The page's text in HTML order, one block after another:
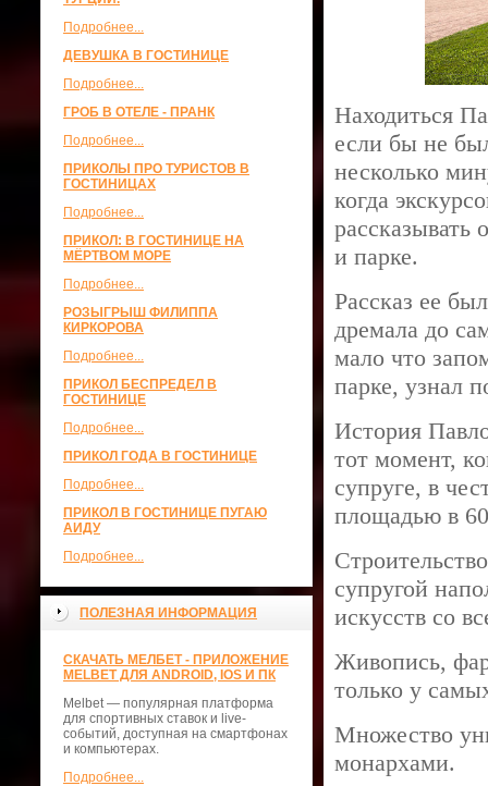
Подробнее...
ДЕВУШКА В ГОСТИНИЦЕ
Подробнее...
ГРОБ В ОТЕЛЕ - ПРАНК
Подробнее...
ПРИКОЛЫ ПРО ТУРИСТОВ В
ГОСТИНИЦАХ
Подробнее...
ПРИКОЛ: В ГОСТИНИЦЕ НА
МЁРТВОМ МОРЕ
Подробнее...
РОЗЫГРЫШ ФИЛИППА
КИРКОРОВА
Подробнее...
ПРИКОЛ БЕСПРЕДЕЛ В
ГОСТИНИЦЕ
Подробнее...
ПРИКОЛ ГОДА В ГОСТИНИЦЕ
Подробнее...
ПРИКОЛ В ГОСТИНИЦЕ ПУГАЮ
АИДУ
Подробнее...
ПОЛЕЗНАЯ ИНФОРМАЦИЯ
СКАЧАТЬ МЕЛБЕТ - ПРИЛОЖЕНИЕ
MELBET ДЛЯ ANDROID, IOS И ПК
Melbet — популярная платформа
для спортивных ставок и live-
событий, доступная на смартфонах
и компьютерах.
Подробнее...
Находиться
если бы не
несколько
когда
рассказывать
и парке.
Рассказ ее
дремала до
мало что
парке, узнал
История
тот момент,
супруге, в
площадью в
супругой
искусств со
Живопись,
только у
Множество
монархами.